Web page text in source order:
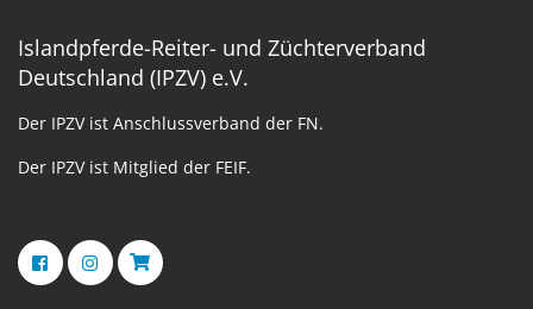
Islandpferde-Reiter- und Züchterverband
Deutschland (IPZV) e.V.
Der IPZV ist Anschlussverband der FN.
Der IPZV ist Mitglied der FEIF.